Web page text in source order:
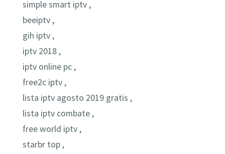
simple smart iptv ,
beeiptv ,
gih iptv ,
iptv 2018 ,
iptv online pc ,
free2c iptv ,
lista iptv agosto 2019 gratis ,
lista iptv combate ,
free world iptv ,
starbr top ,